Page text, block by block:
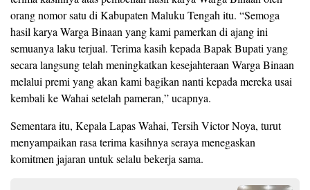
orang nomor satu di Kabupaten Maluku Tengah itu. “Semoga
hasil karya Warga Binaan yang kami pamerkan di ajang ini
semuanya laku terjual. Terima kasih kepada Bapak Bupati yang
secara langsung telah meningkatkan kesejahteraan Warga Binaan
melalui premi yang akan kami bagikan nanti kepada mereka usai
kembali ke Wahai setelah pameran,” ucapnya.
Sementara itu, Kepala Lapas Wahai, Tersih Victor Noya, turut
menyampaikan rasa terima kasihnya seraya menegaskan
komitmen jajaran untuk selalu bekerja sama.